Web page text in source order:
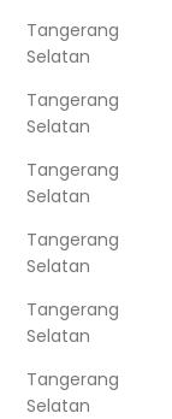
Tangerang
Selatan
Tangerang
Selatan
Tangerang
Selatan
Tangerang
Selatan
Tangerang
Selatan
Tangerang
Selatan